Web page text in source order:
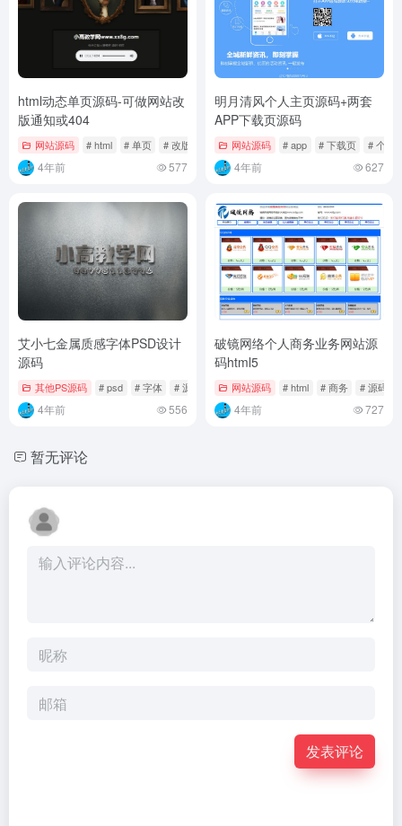
html动态单页源码-可做网站改
版通知或404
网站源码 # html # 单页 # 改版
4年前 577
明月清风个人主页源码+两套
APP下载页源码
网站源码 # app # 下载页 # 个人
4年前 627
艾小七金属质感字体PSD设计
源码
其他PS源码 # psd # 字体 # 源码
4年前 556
破镜网络个人商务业务网站源
码html5
网站源码 # html # 商务 # 源码
4年前 727
暂无评论
发表评论